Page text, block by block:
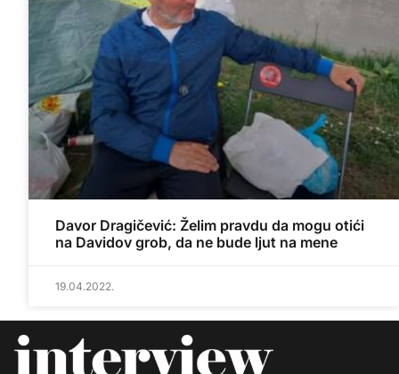
Davor Dragičević: Želim pravdu da mogu otići
na Davidov grob, da ne bude ljut na mene
19.04.2022.